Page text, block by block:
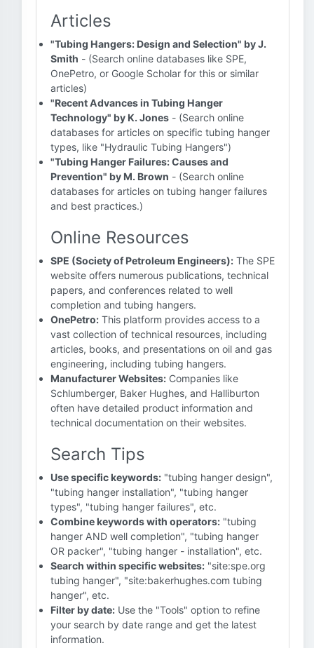
Articles
"Tubing Hangers: Design and Selection" by J.
Smith - (Search online databases like SPE,
OnePetro, or Google Scholar for this or similar
articles)
"Recent Advances in Tubing Hanger
Technology" by K. Jones - (Search online
databases for articles on specific tubing hanger
types, like "Hydraulic Tubing Hangers")
"Tubing Hanger Failures: Causes and
Prevention" by M. Brown - (Search online
databases for articles on tubing hanger failures
and best practices.)
Online Resources
SPE (Society of Petroleum Engineers): The SPE
website offers numerous publications, technical
papers, and conferences related to well
completion and tubing hangers.
OnePetro: This platform provides access to a
vast collection of technical resources, including
articles, books, and presentations on oil and gas
engineering, including tubing hangers.
Manufacturer Websites: Companies like
Schlumberger, Baker Hughes, and Halliburton
often have detailed product information and
technical documentation on their websites.
Search Tips
Use specific keywords: "tubing hanger design",
"tubing hanger installation", "tubing hanger
types", "tubing hanger failures", etc.
Combine keywords with operators: "tubing
hanger AND well completion", "tubing hanger
OR packer", "tubing hanger - installation", etc.
Search within specific websites: "site:spe.org
tubing hanger", "site:bakerhughes.com tubing
hanger", etc.
Filter by date: Use the "Tools" option to refine
your search by date range and get the latest
information.